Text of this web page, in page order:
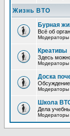
Жизнь ВТО
Бурная
Всё об
Модераторы
Креативы
Здесь
Модераторы
Доска
Модераторы
Школа
Дела
Модераторы